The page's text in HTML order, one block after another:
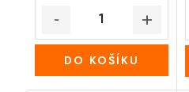
DO KOŠÍKU